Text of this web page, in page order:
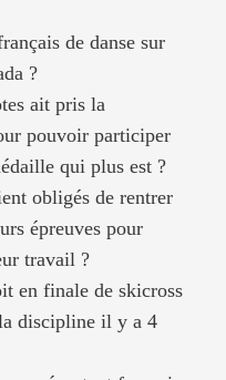
de danse sur
?
ait pris la
pouvoir participer
qui plus est ?
obligés de rentrer
épreuves pour
travail ?
en finale de skicross
discipline il y a 4